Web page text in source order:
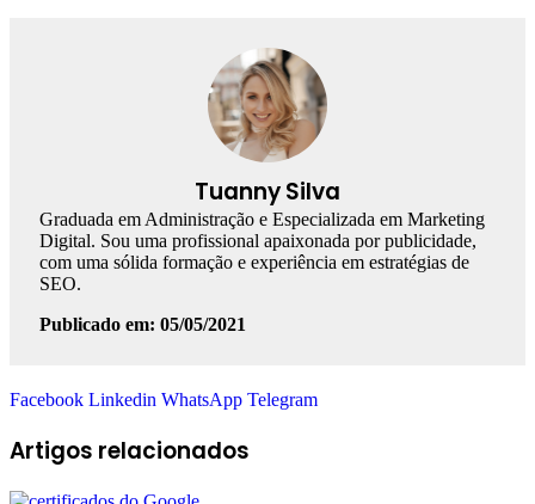
Tuanny Silva
Graduada em Administração e Especializada em Marketing
Digital. Sou uma profissional apaixonada por publicidade,
com uma sólida formação e experiência em estratégias de
SEO.
Publicado em: 05/05/2021
Facebook Linkedin WhatsApp Telegram
Artigos relacionados